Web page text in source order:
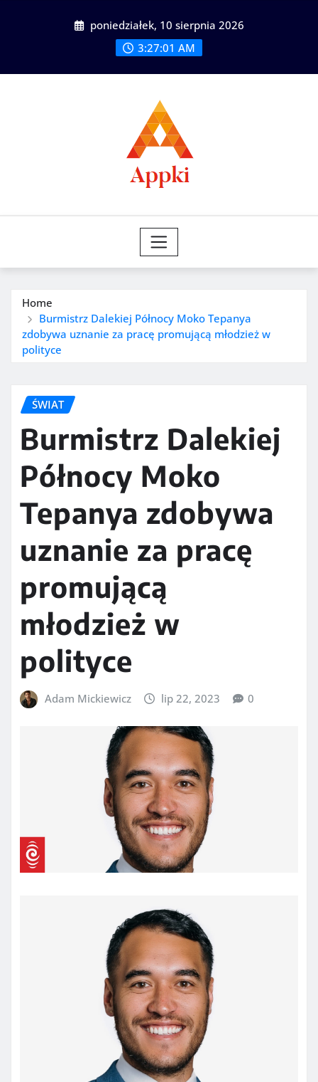
poniedziałek, 10 sierpnia 2026
3:27:03 AM
Home
Burmistrz Dalekiej Północy Moko Tepanya
zdobywa uznanie za pracę promującą młodzież w
polityce
ŚWIAT
Burmistrz Dalekiej
Północy Moko
Tepanya zdobywa
uznanie za pracę
promującą
młodzież w
polityce
Adam Mickiewicz lip 22, 2023 0